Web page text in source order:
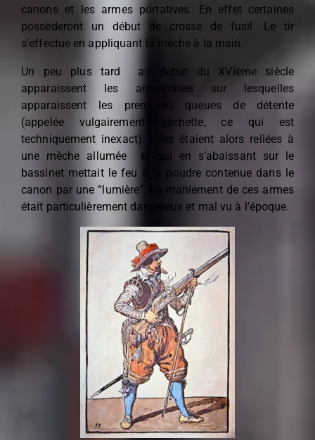
canons et les armes portatives. En effet certaines
possèderont un début de crosse de fusil. Le tir
s’effectue en appliquant la mèche à la main.
Un peu plus tard au début du XVIème siècle
apparaissent les arquebuses sur lesquelles
apparaissent les premières queues de détente
(appelée vulgairement gâchette, ce qui est
techniquement inexact). Elles étaient alors reliées à
une mèche allumée et qui en s’abaissant sur le
bassinet mettait le feu à la poudre contenue dans le
canon par une “lumière”. Le maniement de ces armes
était particulièrement dangereux et mal vu à l’époque.